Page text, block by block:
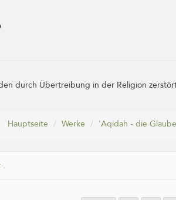
durch Übertreibung in der Religion
Hauptseite Werke 'Aqidah - die
.